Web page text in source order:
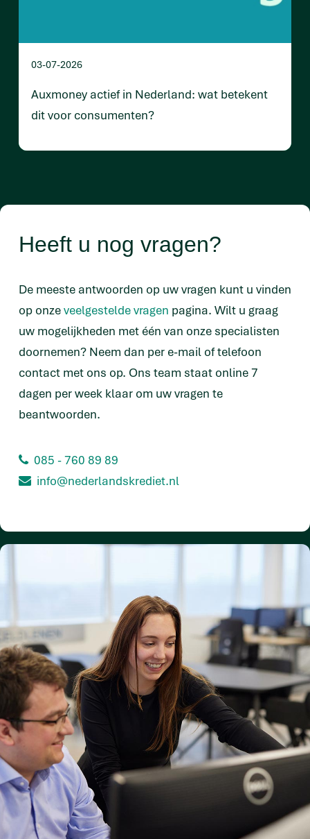
03-07-2026
Auxmoney actief in Nederland: wat betekent
dit voor consumenten?
Heeft u nog vragen?
De meeste antwoorden op uw vragen kunt u vinden
op onzeveelgestelde vragen pagina. Wilt u graag
uw mogelijkheden met één van onze specialisten
doornemen? Neem dan per e-mail of telefoon
contact met ons op. Ons team staat online 7
dagen per week klaar om uw vragen te
beantwoorden.
085 - 760 89 89
info@nederlandskrediet.nl